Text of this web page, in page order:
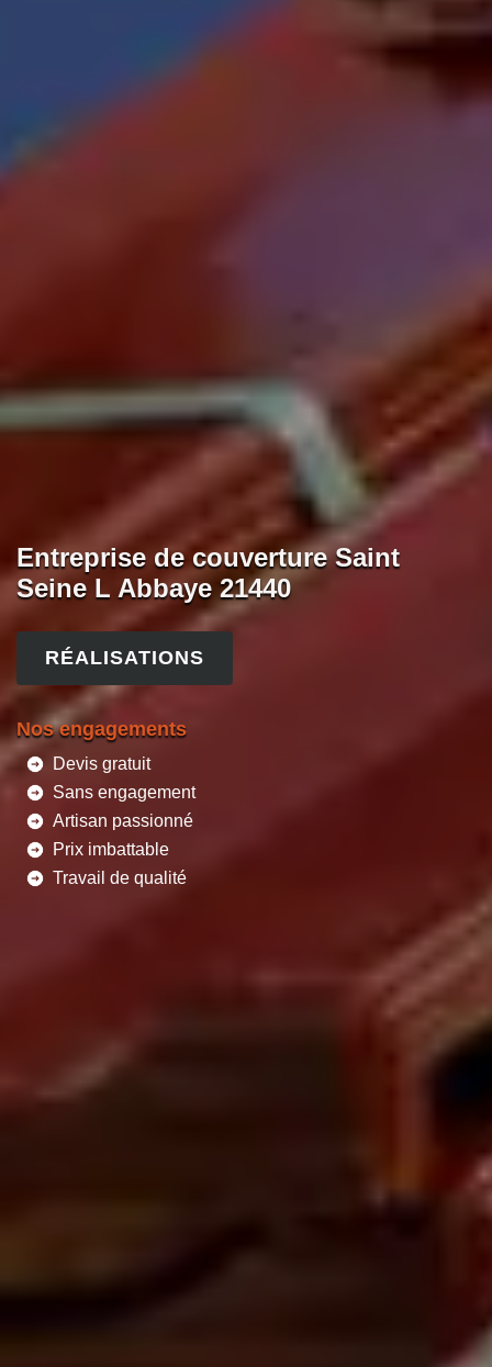
Entreprise de couverture Saint
Seine L Abbaye 21440
RÉALISATIONS
Nos engagements
Devis gratuit
Sans engagement
Artisan passionné
Prix imbattable
Travail de qualité